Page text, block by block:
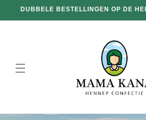
doorgaan
naar
DUBBELE BESTELLINGEN OP DE